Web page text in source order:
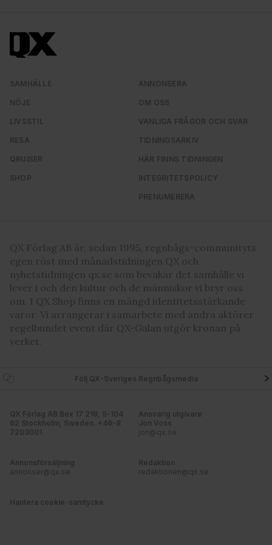
annons- och analysföretag som vi samarbetar med.
Dessa kan i sin tur kombinera informationen med annan
samlat in när du har använt deras tjänster. Du godkänner
SAMHÄLLE
NÖJE
LIVSSTIL
RESA
QRUISER
SHOP
ANNONSERA
OM OSS
VANLIGA FRÅGOR OCH SVAR
TIDNINGSARKIV
HÄR FINNS TIDNINGEN
INTEGRITETSPOLICY
PRENUMERERA
QX Förlag AB är, sedan 1995, regnbågs-communityts
egen röst med månadstidningen QX och
nyhetstidningen qx.se som bevakar det samhälle vi
lever i och den kultur och de människor vi bryr oss
om. I QX Shop finns en mängd identitetsstärkande
varor. Vi arrangerar i samarbete med andra aktörer
regelbundet event där QX-Galan utgör kronan på
verket.
Följ QX-Sveriges Regnbågsmedia
QX Förlag AB Box 17 218, S-104
62 Stockholm, Sweden. +46-8
7203001
Ansvarig utgivare
Jon Voss
jon@qx.se
Annonsförsäljning
annonser@qx.se
Redaktion
redaktionen@qx.se
Hantera cookie-samtycke